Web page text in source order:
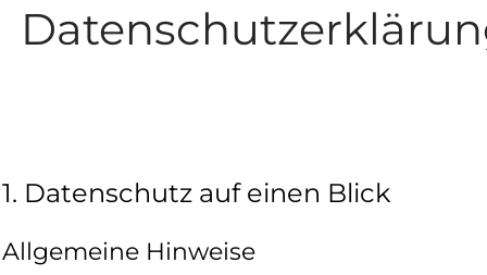
1. Datenschutz auf einen Blick
Allgemeine Hinweise